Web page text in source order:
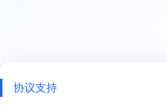
协议支持